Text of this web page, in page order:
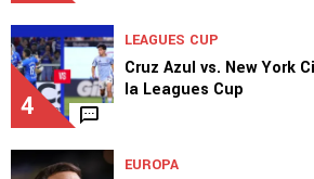
4
LEAGUES CUP
Cruz Azul vs. New York
la Leagues Cup
EUROPA